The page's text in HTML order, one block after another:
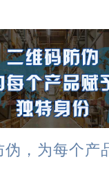
伪，为每个产